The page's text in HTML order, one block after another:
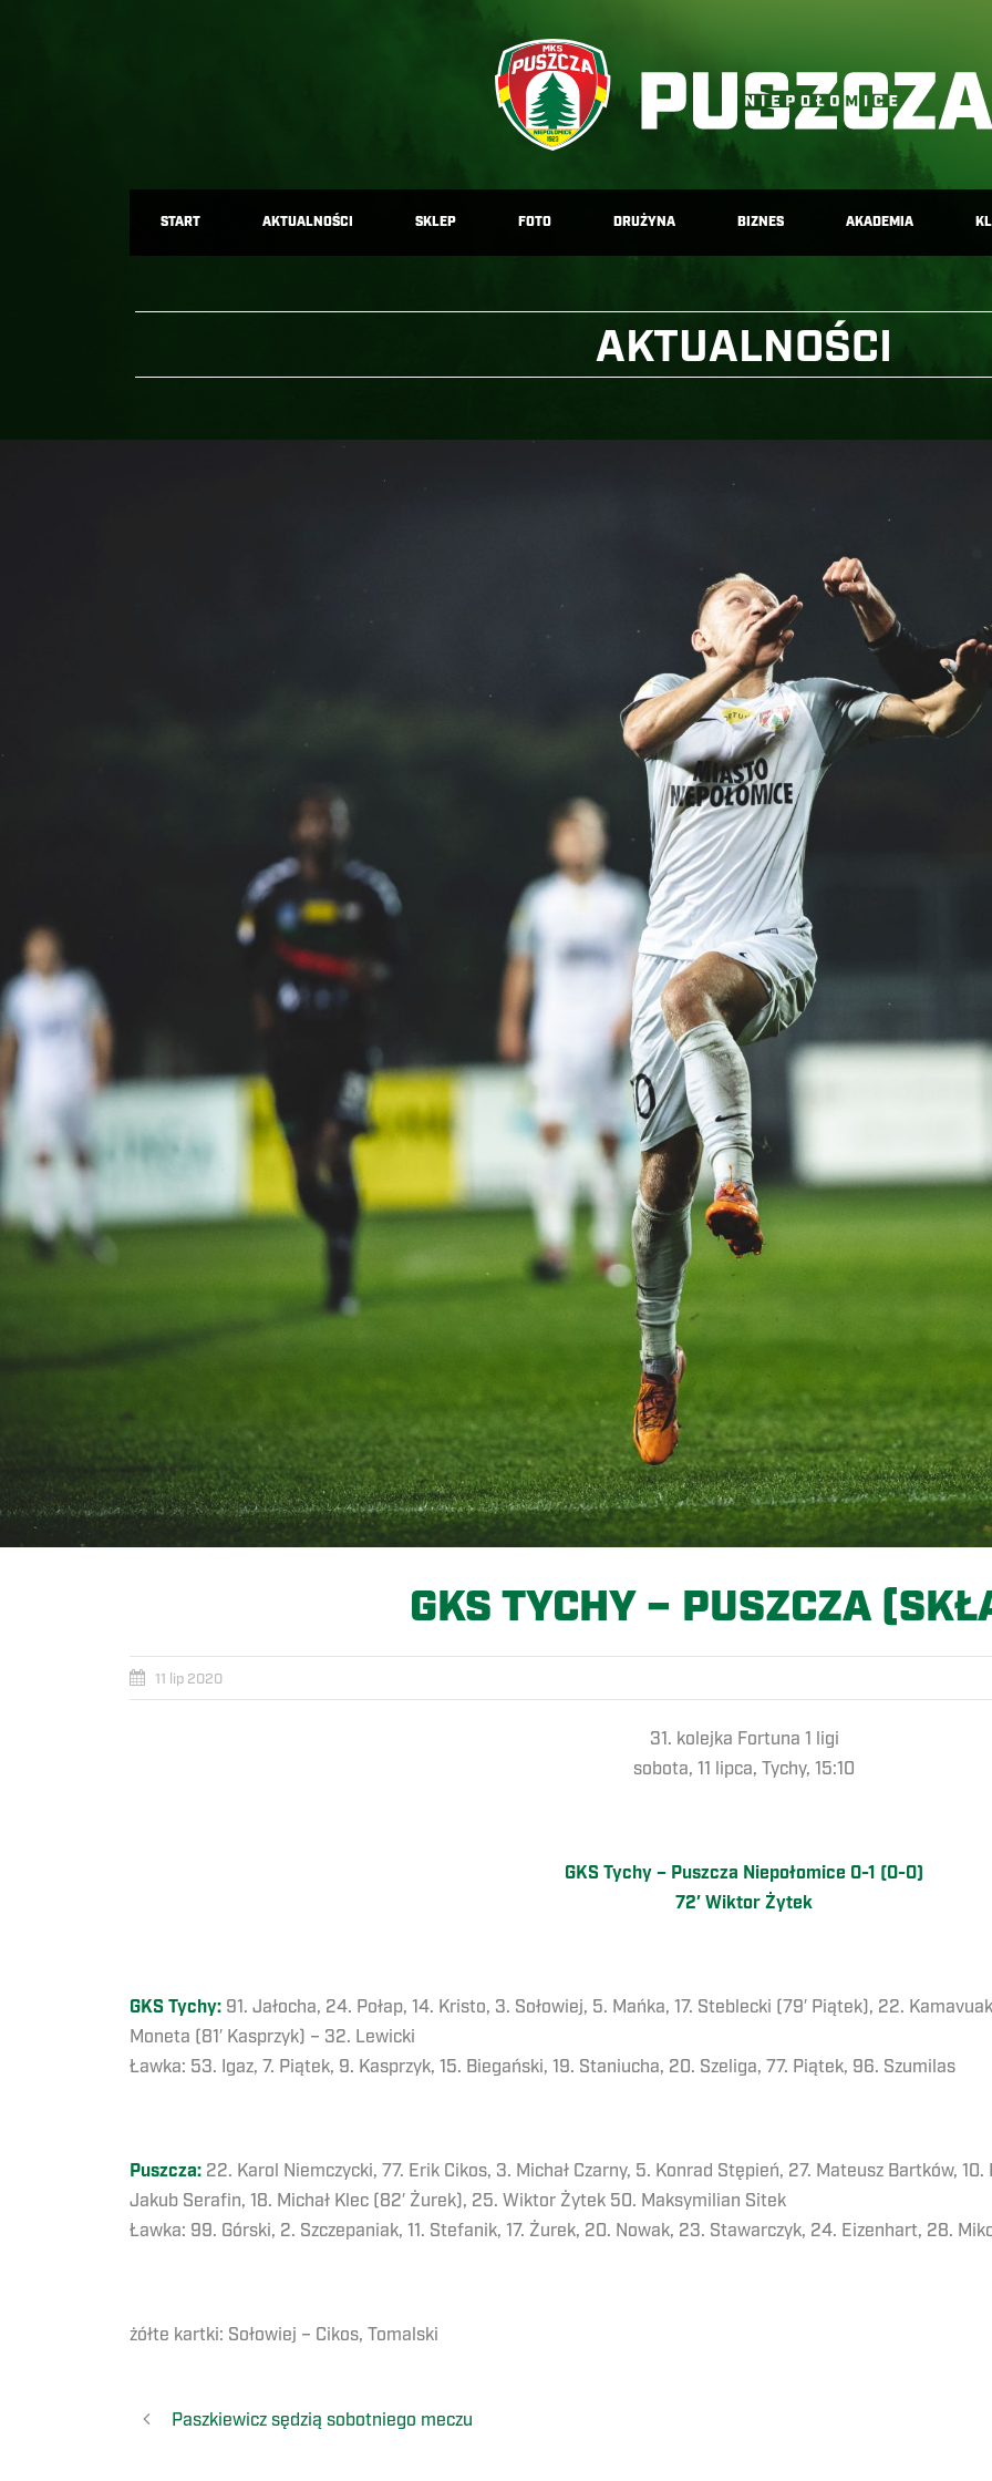
START AKTUALNOŚCI SKLEP FOTO DRUŻYNA BIZNES AKADEMIA
AKTUALNOŚCI
GKS TYCHY – PUSZCZA
11 lip 2020
31. kolejka Fortuna 1 ligi
sobota, 11 lipca, Tychy, 15:10
GKS Tychy – Puszcza Niepołomice 0-1 (0-0)
72′ Wiktor Żytek
GKS Tychy: 91. Jałocha, 24. Połap, 14. Kristo, 3. Sołowiej, 5. Mańka, 17. Steblecki (79′ Piątek), 22.
Moneta (81′ Kasprzyk) – 32. Lewicki
Ławka: 53. Igaz, 7. Piątek, 9. Kasprzyk, 15. Biegański, 19. Staniucha, 20. Szeliga, 77. Piątek, 96. Szumilas
Puszcza: 22. Karol Niemczycki, 77. Erik Cikos, 3. Michał Czarny, 5. Konrad Stępień, 27. Mateusz Bartków,
Jakub Serafin, 18. Michał Klec (82′ Żurek), 25. Wiktor Żytek 50. Maksymilian Sitek
Ławka: 99. Górski, 2. Szczepaniak, 11. Stefanik, 17. Żurek, 20. Nowak, 23. Stawarczyk, 24. Eizenhart, 28.
żółte kartki: Sołowiej – Cikos, Tomalski
Paszkiewicz sędzią sobotniego meczu